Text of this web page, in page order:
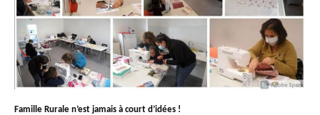
Famille Rurale n’est jamais à court d’idées !